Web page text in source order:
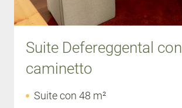
Suite Defereggental con
caminetto
Suite con 48 m²